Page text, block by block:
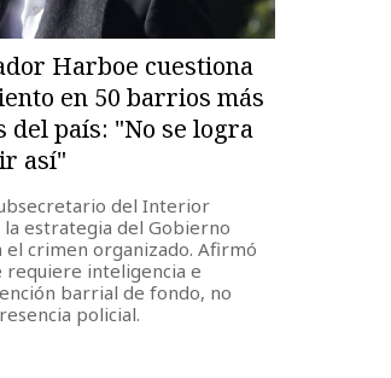
Harboe cuestiona
en 50 barrios más
del país: "No se logra
así"
del Interior
estrategia del Gobierno
el crimen organizado. Afirmó
requiere inteligencia e
barrial de fondo, no
policial.